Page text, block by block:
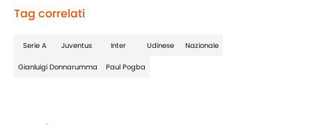
Tag correlati
Serie A Juventus Inter Udinese Nazionale
Gianluigi Donnarumma Paul Pogba